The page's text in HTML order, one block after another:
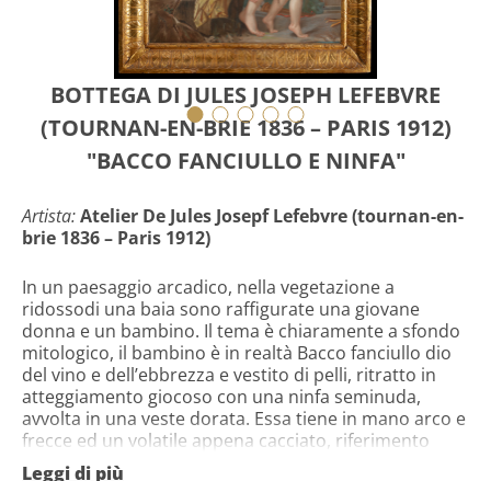
BOTTEGA DI JULES JOSEPH LEFEBVRE
(TOURNAN-EN-BRIE 1836 – PARIS 1912)
"BACCO FANCIULLO E NINFA"
Artista:Atelier De Jules Josepf Lefebvre (tournan-en-
brie 1836 – Paris 1912)
In un paesaggio arcadico, nella vegetazione a
ridossodi una baia sono raffigurate una giovane
donna e un bambino. Il tema è chiaramente a sfondo
mitologico, il bambino è in realtà Bacco fanciullo dio
del vino e dell’ebbrezza e vestito di pelli, ritratto in
atteggiamento giocoso con una ninfa seminuda,
avvolta in una veste dorata. Essa tiene in mano arco e
frecce ed un volatile appena cacciato, riferimento
probabilmente all’educazione della giovane divinità.
Leggi di più